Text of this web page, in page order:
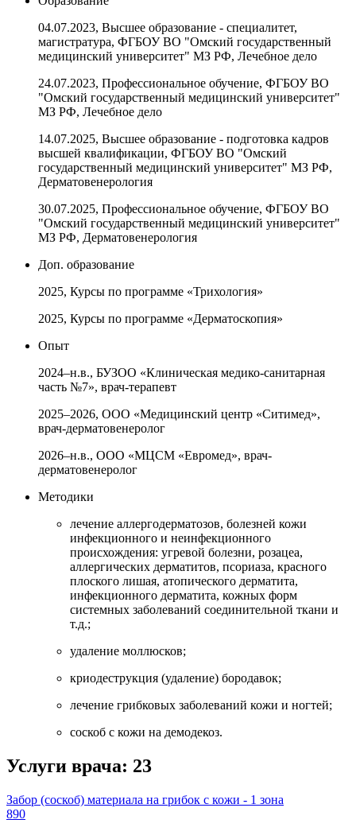
04.07.2023, Высшее образование - специалитет,
магистратура, ФГБОУ ВО "Омский государственный
медицинский университет" МЗ РФ, Лечебное дело
24.07.2023, Профессиональное обучение, ФГБОУ ВО
"Омский государственный медицинский университет"
МЗ РФ, Лечебное дело
14.07.2025, Высшее образование - подготовка кадров
высшей квалификации, ФГБОУ ВО "Омский
государственный медицинский университет" МЗ РФ,
Дерматовенерология
30.07.2025, Профессиональное обучение, ФГБОУ ВО
"Омский государственный медицинский университет"
МЗ РФ, Дерматовенерология
Доп. образование
2025, Курсы по программе «Трихология»
2025, Курсы по программе «Дерматоскопия»
Опыт
2024–н.в., БУЗОО «Клиническая медико-санитарная
часть №7», врач-терапевт
2025–2026, ООО «Медицинский центр «Ситимед»,
врач-дерматовенеролог
2026–н.в., ООО «МЦСМ «Евромед», врач-
дерматовенеролог
Методики
лечение аллергодерматозов, болезней кожи
инфекционного и неинфекционного
происхождения: угревой болезни, розацеа,
аллергических дерматитов, псориаза, красного
плоского лишая, атопического дерматита,
инфекционного дерматита, кожных форм
системных заболеваний соединительной ткани и
т.д.;
удаление моллюсков;
криодеструкция (удаление) бородавок;
лечение грибковых заболеваний кожи и ногтей;
соскоб с кожи на демодекоз.
Услуги врача: 23
Забор (соскоб) материала на грибок с кожи - 1 зона
890